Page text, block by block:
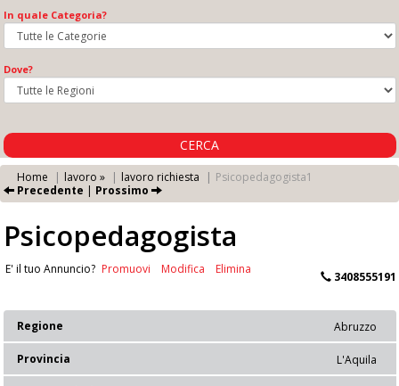
In quale Categoria?
Dove?
CERCA
Home lavoro » lavoro richiesta
Psicopedagogista1
Precedente | Prossimo
Psicopedagogista
3408555191
E' il tuo Annuncio? Promuovi Modifica Elimina
Abruzzo
Regione
L'Aquila
Provincia